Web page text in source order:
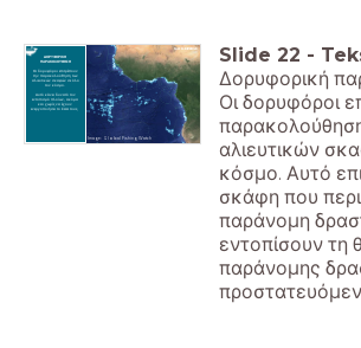
Image: Global Fishing Watch
ΔΟΡΥΦΟΡΙΚΗ
ΠΑΡΑΚΟΛΟΥΘΗΣΗ
Οι δορυφόροι επιτρέπουν
την παρακολούθηση των
αλιευτικών σκαφών σε όλο
τον κόσμο.
Αυτό κάνει δυνατό τον
εντοπισμό πλοίων, ακόμα
και χωρίς να έχουν
ενεργοποιήσει το ΣΑΑ τους.
Slide 22 -
Δορυφορική
Οι δορυφόροι
αλιευτικών
κόσμο. Αυτό
σκάφη που
παράνομη
εντοπίσουν τη
παράνομης